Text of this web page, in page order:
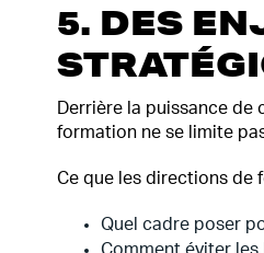
5. DES
Derrière la puissance de
formation ne se limite
Ce que les directions de
Quel cadre poser